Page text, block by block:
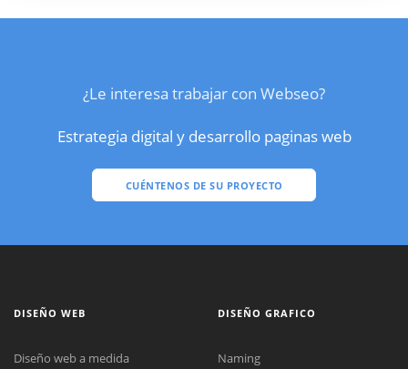
¿Le interesa trabajar con Webseo?
Estrategia digital y desarrollo paginas web
CUÉNTENOS DE SU PROYECTO
DISEÑO WEB
Diseño web a medida
DISEÑO GRAFICO
Naming